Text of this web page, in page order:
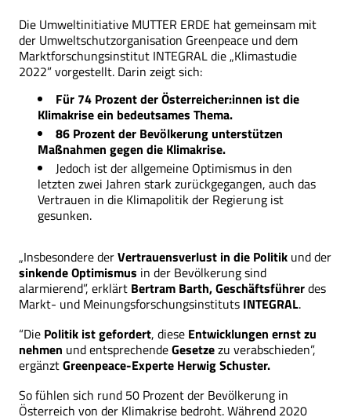
Die Umweltinitiative MUTTER ERDE hat gemeinsam mit
der Umweltschutzorganisation Greenpeace und dem
Marktforschungsinstitut INTEGRAL die „Klimastudie
2022” vorgestellt. Darin zeigt sich:
Für 74 Prozent der Österreicher:innen ist die
Klimakrise ein bedeutsames Thema.
86 Prozent der Bevölkerung unterstützen
Maßnahmen gegen die Klimakrise.
Jedoch ist der allgemeine Optimismus in den
letzten zwei Jahren stark zurückgegangen, auch das
Vertrauen in die Klimapolitik der Regierung ist
gesunken.
„Insbesondere derVertrauensverlust in die Politik und der
sinkende Optimismus in der Bevölkerung sind
alarmierend”, erklärt Bertram Barth, Geschäftsführerdes
Markt- und Meinungsforschungsinstituts INTEGRAL.
“Die Politik ist gefordert, diese Entwicklungen ernst zu
nehmen und entsprechendeGesetzezu verabschieden”,
ergänztGreenpeace-Experte Herwig Schuster.
So fühlen sich rund 50 Prozent der Bevölkerung in
Österreich von der Klimakrise bedroht. Während 2020